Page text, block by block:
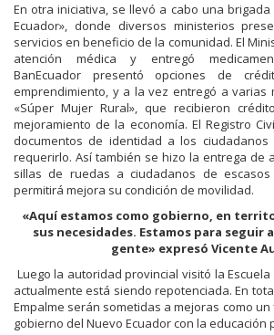
En otra iniciativa, se llevó a cabo una
Ecuador», donde diversos ministerios
servicios en beneficio de la comunidad. El
atención médica y entregó
BanEcuador presentó opciones de
emprendimiento, y a la vez entregó a varias
«Súper Mujer Rural», que recibieron
mejoramiento de la economía. El Registro
documentos de identidad a los
requerirlo. Así también se hizo la entrega de
sillas de ruedas a ciudadanos de
permitirá mejora su condición de movilidad.
«Aquí estamos como gobierno, en
sus necesidades. Estamos para seguir
gente» expresó Vicente
Luego la autoridad provincial visitó la Escuela
actualmente está siendo repotenciada. En
Empalme serán sometidas a mejoras como
gobierno del Nuevo Ecuador con la educación